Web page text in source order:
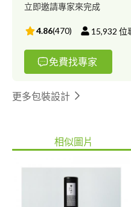
立即邀請專家來完成
4.86(470) 15,932 位
免費找專家
更多包裝設計
相似圖片